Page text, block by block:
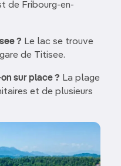
de Fribourg-en-
? Le lac se trouve
de Titisee.
sur place ? La plage
et de plusieurs